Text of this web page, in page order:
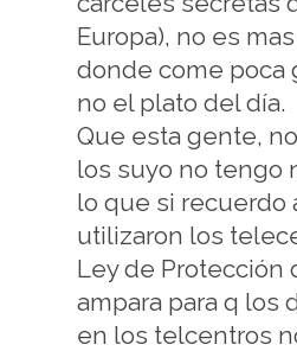
Europa), no es
donde come poca
no el plato del día.
Que esta gente,
los suyo no tengo
lo que si recuerdo
utilizaron los
Ley de Protección
ampara para q los
en los telcentros